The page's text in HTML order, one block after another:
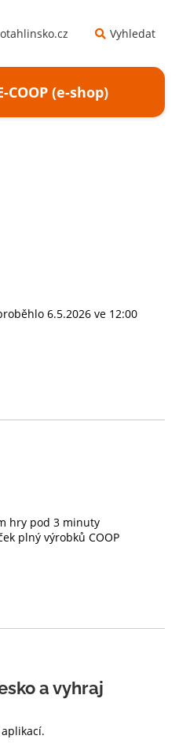
Vyhledat
COOP (e-shop)
6.5.2026 ve 12:00
hry pod 3 minuty
plný výrobků COOP
a vyhraj